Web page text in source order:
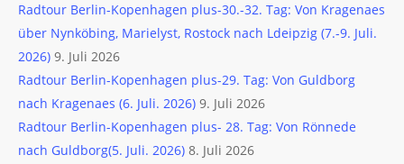
Radtour Berlin-Kopenhagen plus-30.-32. Tag: Von Kragenaes
über Nynköbing, Marielyst, Rostock nach Ldeipzig (7.-9. Juli.
2026) 9. Juli 2026
Radtour Berlin-Kopenhagen plus-29. Tag: Von Guldborg
nach Kragenaes (6. Juli. 2026) 9. Juli 2026
Radtour Berlin-Kopenhagen plus- 28. Tag: Von Rönnede
nach Guldborg(5. Juli. 2026) 8. Juli 2026